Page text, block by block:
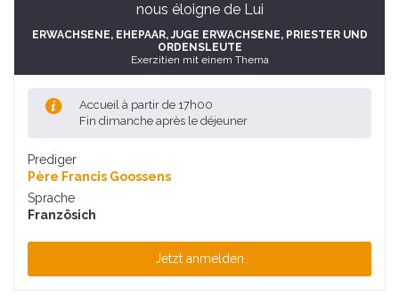
nous éloigne de Lui
ERWACHSENE, EHEPAAR, JUGE ERWACHSENE, PRIESTER UND
ORDENSLEUTE
Exerzitien mit einem Thema
Accueil à partir de 17h00
Fin dimanche après le déjeuner
Prediger
Père Francis Goossens
Sprache
Französich
Jetzt anmelden